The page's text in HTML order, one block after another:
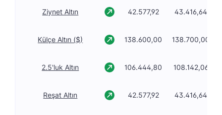
Ziynet Altın 42.577,92 43.416,64
Külçe Altın ($) 138.600,00 138.700,00
2.5'luk Altın 106.444,80 108.142,06
Reşat Altın 42.577,92 43.416,64